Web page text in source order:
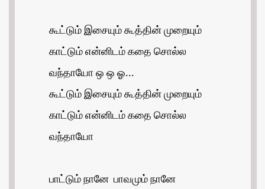
கூட்டும் இசையும் கூத்தின் முறையும்
காட்டும் என்னிடம் கதை சொல்ல
வந்தாயோ ஒ ஒ ஓ...
கூட்டும் இசையும் கூத்தின் முறையும்
காட்டும் என்னிடம் கதை சொல்ல
வந்தாயோ
பாட்டும் நானே பாவமும் நானே